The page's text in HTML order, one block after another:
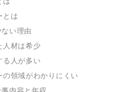
とは
い理由
人材は希少
る人が多い
領域がわかりにくい
内容と年収